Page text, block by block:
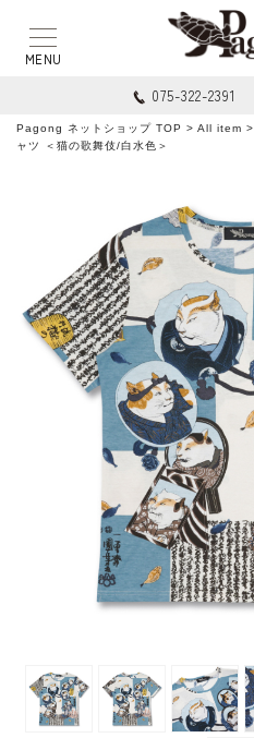
075-322-2391
Pagong ネットショップ TOP > All item >
ャツ ＜猫の歌舞伎/白水色＞